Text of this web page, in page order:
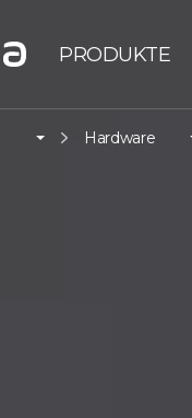
PRODUKTE
Hardware